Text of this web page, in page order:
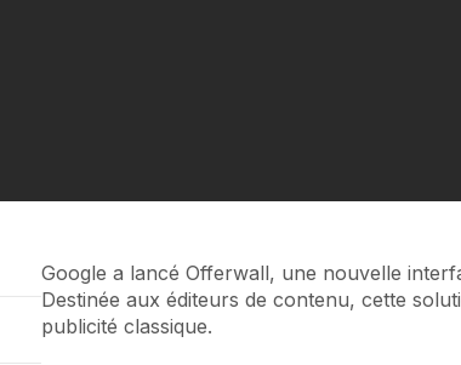
Google a lancé Offerwall, une nouvelle
Destinée aux éditeurs de contenu, cette
publicité classique.